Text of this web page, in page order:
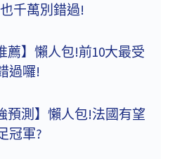
千萬別錯過!
薦】懶人包!前10大最受
過囉!
預測】懶人包!法國有望
冠軍?